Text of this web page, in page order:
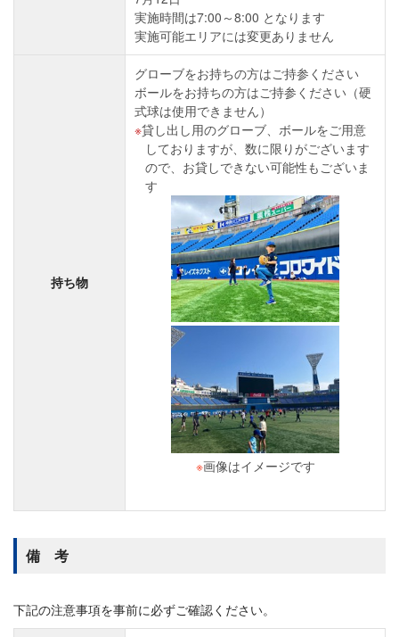
実施時間は7:00～8:00 となります
実施可能エリアには変更ありません
持ち物
グローブをお持ちの方はご持参ください
ボールをお持ちの方はご持参ください（硬
式球は使用できません）
貸し出し用のグローブ、ボールをご用意
しておりますが、数に限りがございます
ので、お貸しできない可能性もございま
す
※画像はイメージです
備 考
下記の注意事項を事前に必ずご確認ください。